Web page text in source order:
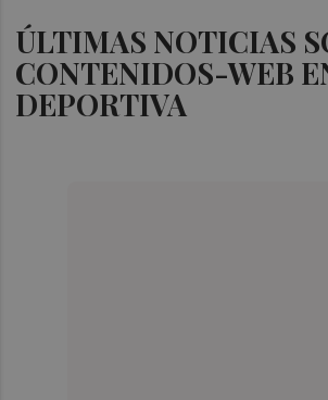
ÚLTIMAS NOTICIAS
CONTENIDOS-WEB
DEPORTIVA